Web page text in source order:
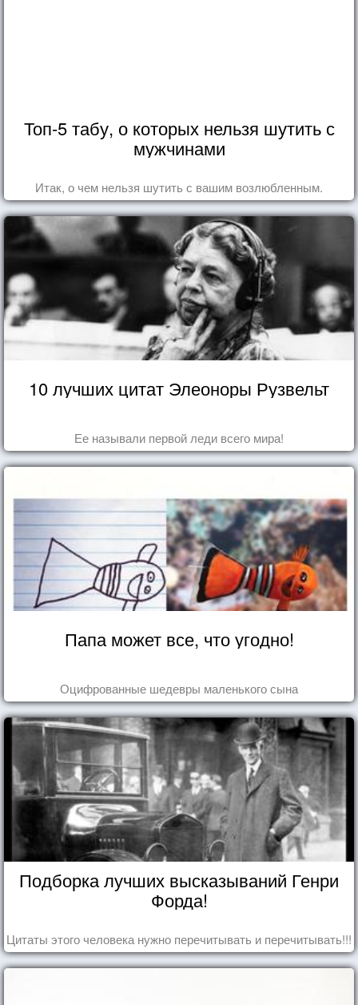
Топ-5 табу, о которых нельзя шутить с
мужчинами
Итак, о чем нельзя шутить с вашим возлюбленным.
10 лучших цитат Элеоноры Рузвельт
Ее называли первой леди всего мира!
Папа может все, что угодно!
Оцифрованные шедевры маленького сына
Подборка лучших высказываний Генри
Форда!
Цитаты этого человека нужно перечитывать и перечитывать!!!